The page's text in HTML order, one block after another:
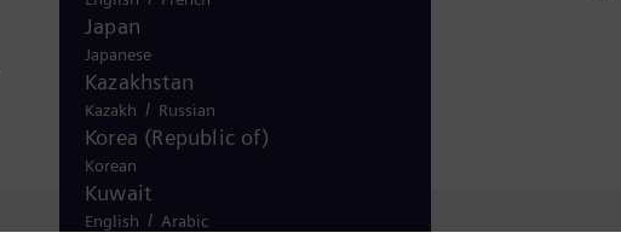
arbeiten als
beleben
Japan
Japanese
Kazakhstan
Kazakh / Russian
Korea (Republic of)
Korean
Kuwait
English / Arabic